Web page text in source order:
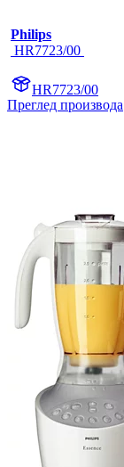
Philips
HR7723/00
HR7723/00
Преглед производа